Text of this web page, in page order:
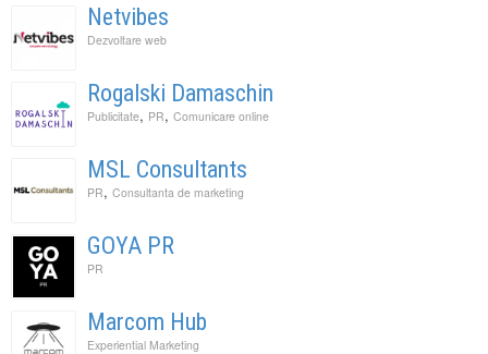
Netvibes
Dezvoltare web
Rogalski Damaschin
Publicitate, PR, Comunicare online
MSL Consultants
PR, Consultanta de marketing
GOYA PR
PR
Marcom Hub
Experiential Marketing